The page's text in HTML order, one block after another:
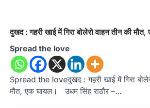
दुखद : गहरी खाई में गिरा बोलेरो वाहन तीन की
Spread the love
Spread the loveदुखद : गहरी खाई में गिरा
मौत, एक घायल। उधम सिंह राठौर –…